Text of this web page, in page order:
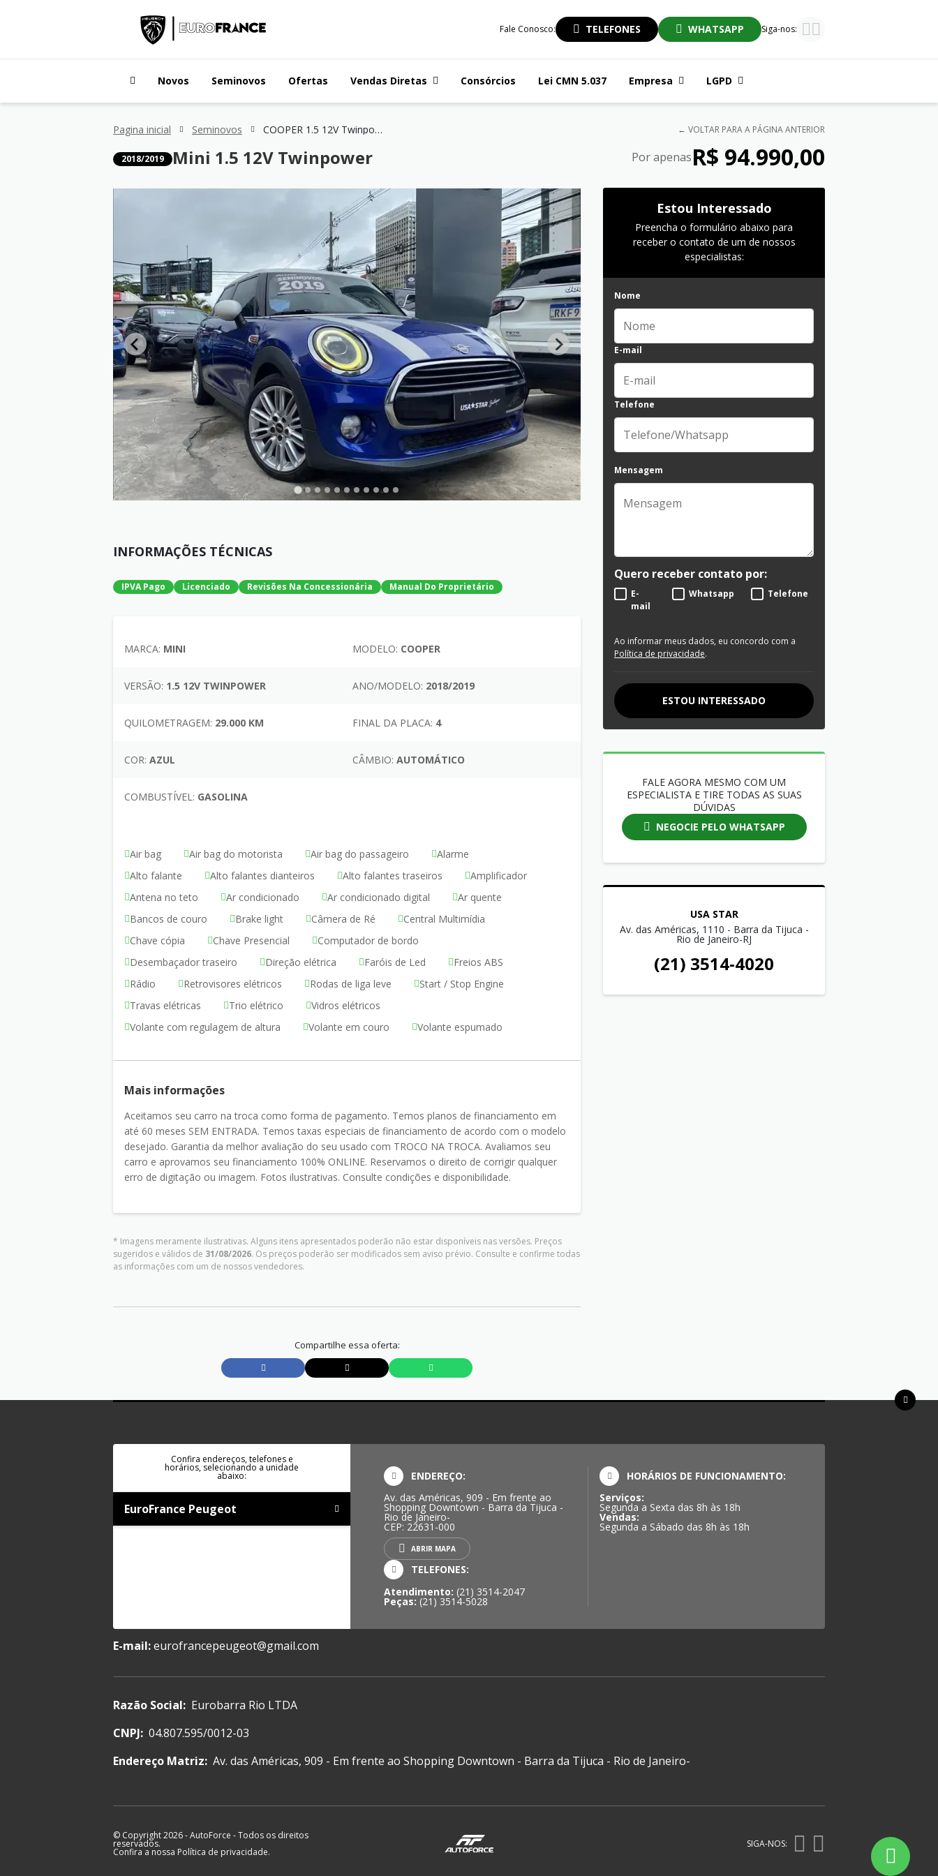
Fale Conosco: TELEFONES WHATSAPP Siga-nos:
Novos Seminovos Ofertas Vendas Diretas Consórcios Lei CMN 5.037 Empresa LGPD
Pagina inicial Seminovos COOPER 1.5 12V Twinpower ← VOLTAR PARA A PÁGINA ANTERIOR
2018/2019 Mini 1.5 12V Twinpower
INFORMAÇÕES TÉCNICAS
IPVA Pago Licenciado Revisões Na Concessionária Manual Do Proprietário
MARCA: MINI MODELO: COOPER
VERSÃO: 1.5 12V TWINPOWER ANO/MODELO: 2018/2019
QUILOMETRAGEM: 29.000 KM FINAL DA PLACA: 4
COR: AZUL CÂMBIO: AUTOMÁTICO
COMBUSTÍVEL: GASOLINA
Air bag Air bag do motorista Air bag do passageiro
Alarme
Alto falante
Alto falantes dianteiros Alto falantes traseiros
Amplificador
Antena no teto
Ar condicionado Ar condicionado digital
Ar quente
Bancos de couro
Brake light Câmera de Ré
Central Multimídia
Chave cópia
Chave Presencial
Computador de bordo
Desembaçador traseiro
Direção elétrica Faróis de Led
Freios ABS
Rádio
Retrovisores elétricos Rodas de liga leve
Start / Stop Engine
Travas elétricas
Trio elétrico
Vidros elétricos
Volante com regulagem de altura
Volante em couro Volante espumado
Mais informações
Aceitamos seu carro na troca como forma de pagamento. Temos planos de financiamento em
até 60 meses SEM ENTRADA. Temos taxas especiais de financiamento de acordo com o modelo
desejado. Garantia da melhor avaliação do seu usado com TROCO NA TROCA. Avaliamos seu
carro e aprovamos seu financiamento 100% ONLINE. Reservamos o direito de corrigir qualquer
erro de digitação ou imagem. Fotos ilustrativas. Consulte condições e disponibilidade.
* Imagens meramente ilustrativas. Alguns itens apresentados poderão não estar disponíveis nas versões. Preços
sugeridos e válidos de 31/08/2026. Os preços poderão ser modificados sem aviso prévio. Consulte e confirme todas
as informações com um de nossos vendedores.
Compartilhe essa oferta:
Por apenasR$ 94.990,00
Estou Interessado
Preencha o formulário abaixo para
receber o contato de um de nossos
especialistas:
Nome
E-mail
Telefone
Mensagem
Quero receber contato por:
E-
mail
Whatsapp Telefone
Ao informar meus dados, eu concordo com a
Política de privacidade.
ESTOU INTERESSADO
FALE AGORA MESMO COM UM
ESPECIALISTA E TIRE TODAS AS SUAS
DÚVIDAS
NEGOCIE PELO WHATSAPP
USA STAR
Av. das Américas, 1110 - Barra da Tijuca -
Rio de Janeiro-RJ
(21) 3514-4020
Confira endereços, telefones e
horários, selecionando a unidade
abaixo:
EuroFrance Peugeot
ENDEREÇO:
Av. das Américas, 909 - Em frente ao
Shopping Downtown - Barra da Tijuca -
Rio de Janeiro-
CEP: 22631-000
ABRIR MAPA
TELEFONES:
Atendimento: (21) 3514-2047
Peças: (21) 3514-5028
HORÁRIOS DE FUNCIONAMENTO:
Serviços:
Segunda a Sexta das 8h às 18h
Vendas:
Segunda a Sábado das 8h às 18h
E-mail:eurofrancepeugeot@gmail.com
Razão Social: Eurobarra Rio LTDA
CNPJ: 04.807.595/0012-03
Endereço Matriz: Av. das Américas, 909 - Em frente ao Shopping Downtown - Barra da Tijuca - Rio de Janeiro-
© Copyright 2026-AutoForce - Todos os direitos
reservados.
Confira a nossa Política de privacidade.
SIGA-NOS: